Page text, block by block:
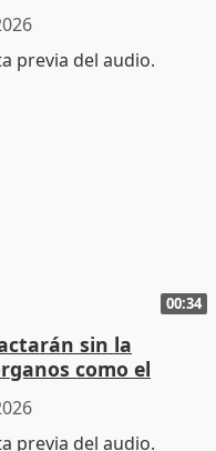
00:34
sin la
como el